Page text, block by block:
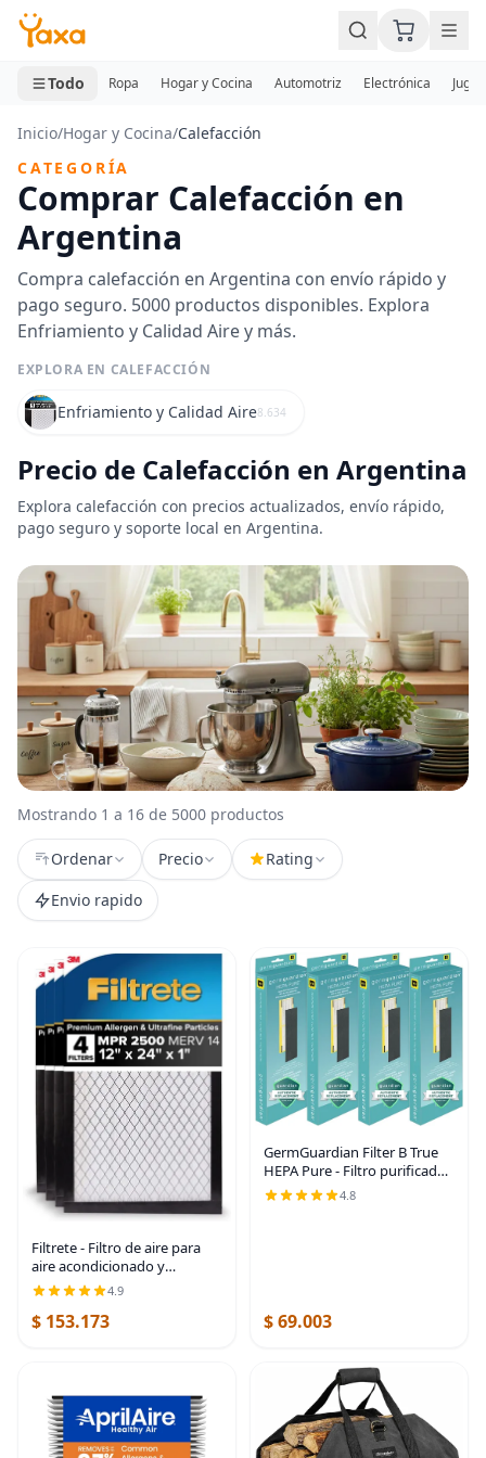
MINI CARRITO
0 productos
Todo Ropa Hogar y Cocina Automotriz Electrónica
Inicio/Hogar y Cocina/Calefacción
CATEGORÍA
Comprar Calefacción en
Argentina
Compra calefacción en Argentina con envío rápido y
pago seguro. 5000 productos disponibles. Explora
Enfriamiento y Calidad Aire y más.
EXPLORA EN CALEFACCIÓN
Enfriamiento y Calidad Aire8.634
Precio de Calefacción en Argentina
Explora calefacción con precios actualizados, envío rápido,
pago seguro y soporte local en Argentina.
Mostrando 1 a 16 de 5000 productos
Ordenar Precio
Rating
Envio rapido
Filtrete - Filtro de aire para
aire acondicionado y
calefactor, 12 x 24 x 1
pulgadas, MERV 14, MPR
2500, alta eficiencia premium
4.9
$ 153.173
GermGuardian Filter B True
HEPA Pure - Filtro purificador
de aire auténtico, elimina el
99.97% de los contaminantes,
4.8
$ 69.003